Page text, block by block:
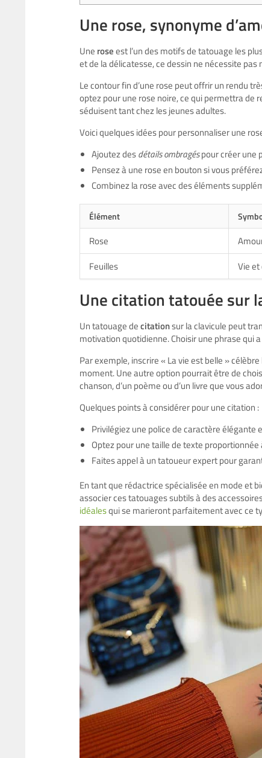
Une rose, synonyme
Une roseest l’un des motifs de tatouage les
et de la délicatesse, ce dessin ne nécessite
Le contour fin d’une rose peut offrir un rendu
optez pour une rose noire, ce qui permettra de
séduisent tant chez les jeunes adultes.
Voici quelques idées pour personnaliser une
Ajoutez desdétails ombragéspour créer une
Pensez à une rose en bouton si vous
Combinez la rose avec des éléments
Élément
Rose
Feuilles
Vie
Une citation tatouée sur
Un tatouage decitationsur la clavicule peut
motivation quotidienne. Choisir une phrase qui
Par exemple, inscrire « La vie est belle »
moment. Une autre option pourrait être de
chanson, d’un poème ou d’un livre que vous
Quelques points à considérer pour une citation :
Privilégiez une police de caractère élégante
Optez pour une taille de texte
Faites appel à un tatoueur expert pour
En tant que rédactrice spécialisée en mode et
associer cestatouages subtilsà des
idéalesqui se marieront parfaitement avec ce